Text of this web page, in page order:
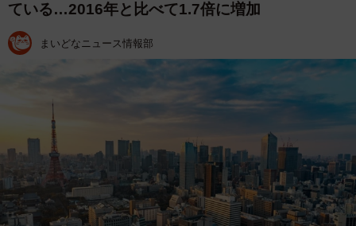
ている…2016年と比べて1.7倍に増加
まいどなニュース情報部